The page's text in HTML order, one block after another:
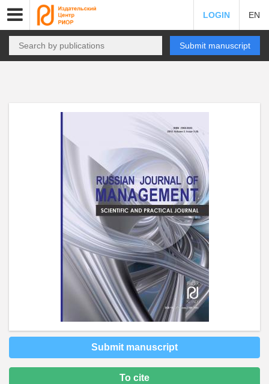
LOGIN EN
Submit manuscript
Submit manuscript
To cite